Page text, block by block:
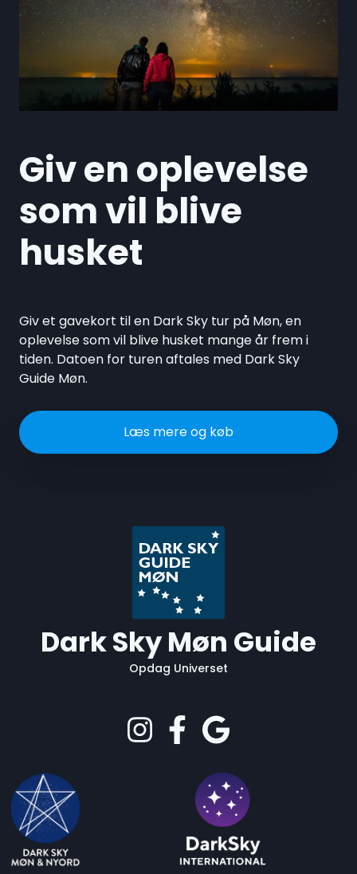
Giv en oplevelse
som vil blive
husket
Giv et gavekort til en Dark Sky tur på Møn, en
oplevelse som vil blive husket mange år frem i
tiden. Datoen for turen aftales med Dark Sky
Guide Møn.
Læs mere og køb
Dark Sky Møn Guide
Opdag Universet